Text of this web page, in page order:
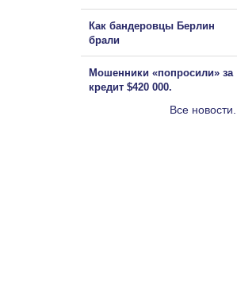
Как бандеровцы Берлин
брали
Мошенники «попросили» за
кредит $420 000.
Все новости...